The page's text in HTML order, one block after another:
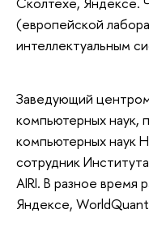
(европейской
интеллектуальным
Заведующий
компьютерных наук,
компьютерных наук
сотрудник
AIRI. В разное время
Яндексе,